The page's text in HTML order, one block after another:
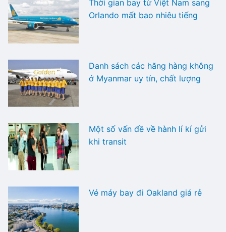
Thời gian bay từ Việt Nam sang
Orlando mất bao nhiêu tiếng
Danh sách các hãng hàng không
ở Myanmar uy tín, chất lượng
Một số vấn đề về hành lí kí gửi
khi transit
Vé máy bay đi Oakland giá rẻ